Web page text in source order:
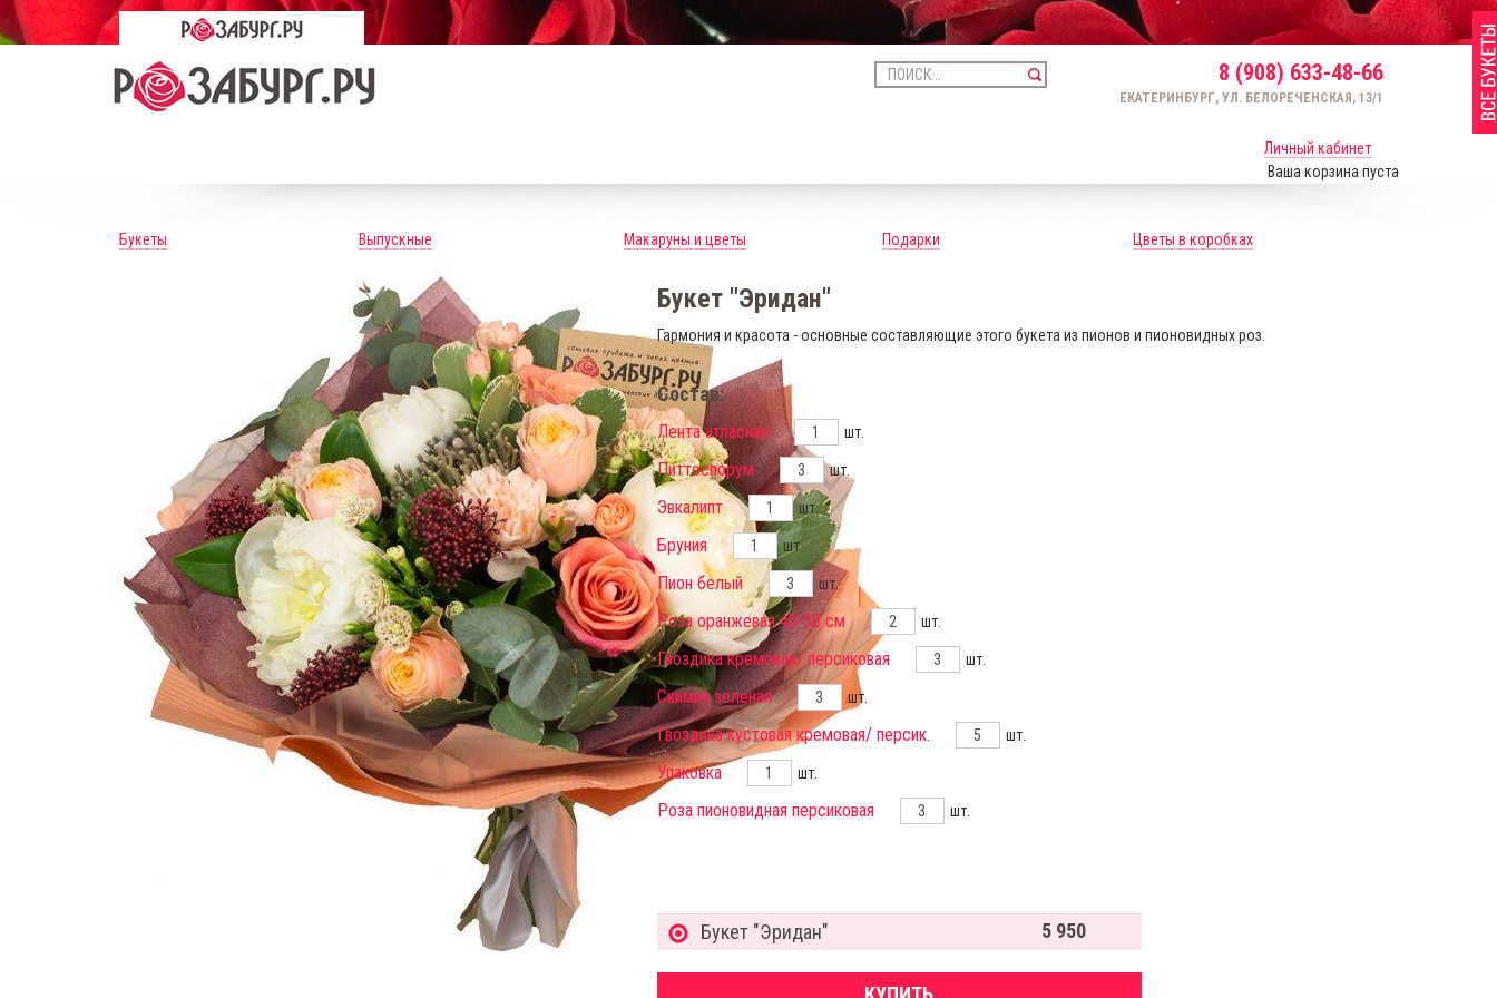
8 (908) 633-48-66
ЕКАТЕРИНБУРГ, УЛ. БЕЛОРЕЧЕНСКАЯ, 13/1
Личный кабинет
Ваша корзина пуста
Букеты Выпускные Макаруны и цветы Подарки Цветы в коробках
Букет "Эридан"
Гармония и красота - основные составляющие этого букета из пионов и пионовидных роз.
Состав:
Лента атласная шт.
Питтоспорум шт.
Эвкалипт шт.
Бруния шт.
Пион белый шт.
Роза оранжевая 40-50 см шт.
Гвоздика кремовая/ персиковая шт.
Скимия зеленая шт.
Гвоздика кустовая кремовая/ персик. шт.
Упаковка шт.
Роза пионовидная персиковая шт.
Букет "Эридан" 5 950